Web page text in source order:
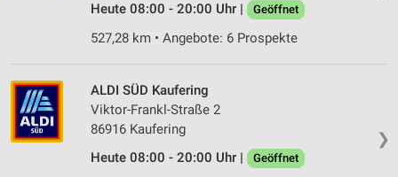
Heute 08:00 - 20:00 Uhr |
Geöffnet
527,28 km • Angebote: 6 Prospekte
❯
ALDI SÜD Kaufering
Viktor-Frankl-Straße 2
86916 Kaufering
Heute 08:00 - 20:00 Uhr |
Geöffnet